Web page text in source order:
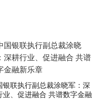
银联执行副总裁涂晓军：深
业、促进融合 共谱数字金融